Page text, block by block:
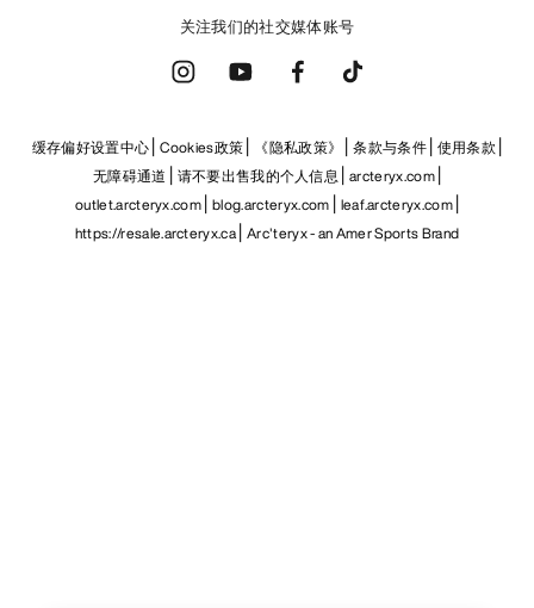
关注我们的社交媒体账号
缓存偏好设置中心 Cookies政策 《隐私政策》 条款与条件 使用条款
无障碍通道
请不要出售我的个人信息 arcteryx.com
outlet.arcteryx.com blog.arcteryx.com leaf.arcteryx.com
https://resale.arcteryx.ca Arc'teryx - an Amer Sports Brand